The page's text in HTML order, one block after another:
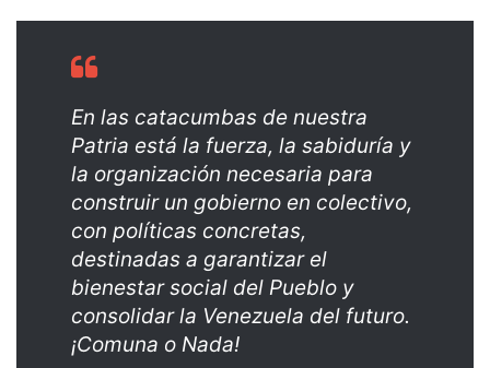
En las catacumbas de nuestra
Patria está la fuerza, la sabiduría y
la organización necesaria para
construir un gobierno en colectivo,
con políticas concretas,
destinadas a garantizar el
bienestar social del Pueblo y
consolidar la Venezuela del futuro.
¡Comuna o Nada!